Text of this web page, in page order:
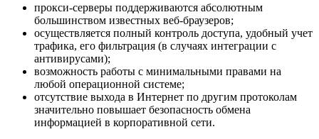
прокси-серверы поддерживаются абсолютным
большинством известных веб-браузеров;
осуществляется полный контроль доступа, удобный учет
трафика, его фильтрация (в случаях интеграции с
антивирусами);
возможность работы с минимальными правами на
любой операционной системе;
отсутствие выхода в Интернет по другим протоколам
значительно повышает безопасность обмена
информацией в корпоративной сети.